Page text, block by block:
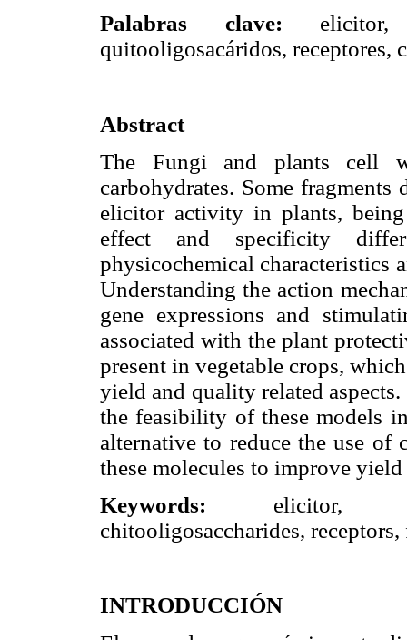
Palabras clave: elicitor,
quitooligosacáridos, receptores,
Abstract
The Fungi and plants cell
carbohydrates. Some
elicitor activity in plants,
effect and specificity
physicochemical characteristics
Understanding the action
gene expressions and
associated with the plant
present in vegetable crops,
yield and quality related
the feasibility of these models
alternative to reduce the use of
these molecules to improve
Keywords: elicitor,
chitooligosaccharides,
INTRODUCCIÓN